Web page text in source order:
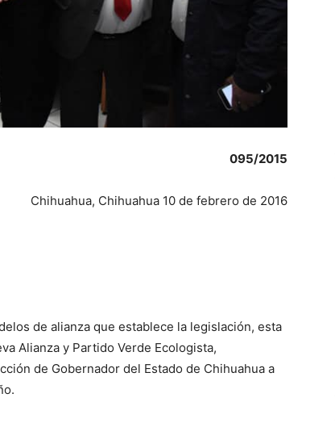
095/2015
Chihuahua, Chihuahua 10 de febrero de 2016
de alianza que establece la legislación, esta
Alianza y Partido Verde Ecologista,
de Gobernador del Estado de Chihuahua a